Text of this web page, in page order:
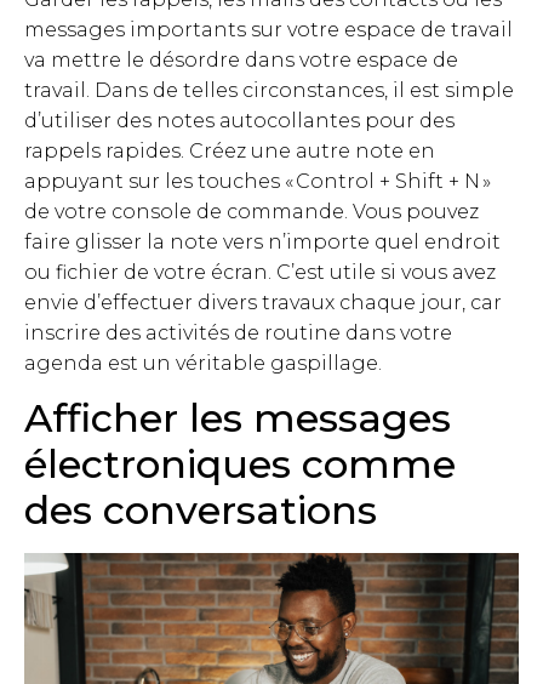
messages importants sur votre espace de travail
va mettre le désordre dans votre espace de
travail. Dans de telles circonstances, il est simple
d’utiliser des notes autocollantes pour des
rappels rapides. Créez une autre note en
appuyant sur les touches « Control + Shift + N »
de votre console de commande. Vous pouvez
faire glisser la note vers n’importe quel endroit
ou fichier de votre écran. C’est utile si vous avez
envie d’effectuer divers travaux chaque jour, car
inscrire des activités de routine dans votre
agenda est un véritable gaspillage.
Afficher les messages
électroniques comme
des conversations